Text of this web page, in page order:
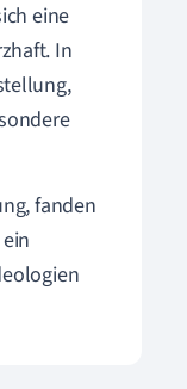
eine
In
fanden